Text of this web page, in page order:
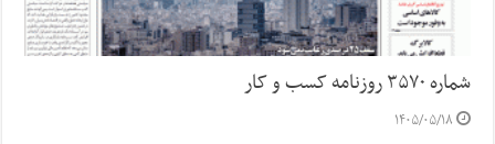
شماره ۳۵۷۰ روزنامه کسب و کار
۱۴۰۵/۰۵/۱۸